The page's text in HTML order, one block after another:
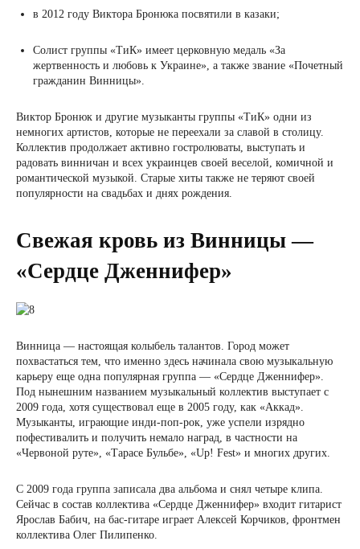
в 2012 году Виктора Бронюка посвятили в казаки;
Солист группы «ТиК» имеет церковную медаль «За
жертвенность и любовь к Украине», а также звание «Почетный
гражданин Винницы».
Виктор Бронюк и другие музыканты группы «ТиК» одни из
немногих артистов, которые не переехали за славой в столицу.
Коллектив продолжает активно гостролюваты, выступать и
радовать винничан и всех украинцев своей веселой, комичной и
романтической музыкой. Старые хиты также не теряют своей
популярности на свадьбах и днях рождения.
Свежая кровь из Винницы —
«Сердце Дженнифер»
Винница — настоящая колыбель талантов. Город может
похвастаться тем, что именно здесь начинала свою музыкальную
карьеру еще одна популярная группа — «Сердце Дженнифер».
Под нынешним названием музыкальный коллектив выступает с
2009 года, хотя существовал еще в 2005 году, как «Аккад».
Музыканты, играющие инди-поп-рок, уже успели изрядно
пофестивалить и получить немало наград, в частности на
«Червоной руте», «Тарасе Бульбе», «Up! Fest» и многих других.
С 2009 года группа записала два альбома и снял четыре клипа.
Сейчас в состав коллектива «Сердце Дженнифер» входит гитарист
Ярослав Бабич, на бас-гитаре играет Алексей Корчиков, фронтмен
коллектива Олег Пилипенко.